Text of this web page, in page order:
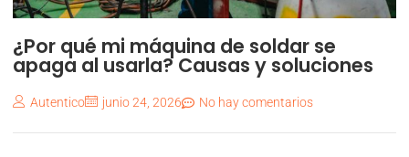
¿Por qué mi máquina de soldar se
apaga al usarla? Causas y soluciones
Autentico junio 24, 2026 No hay comentarios